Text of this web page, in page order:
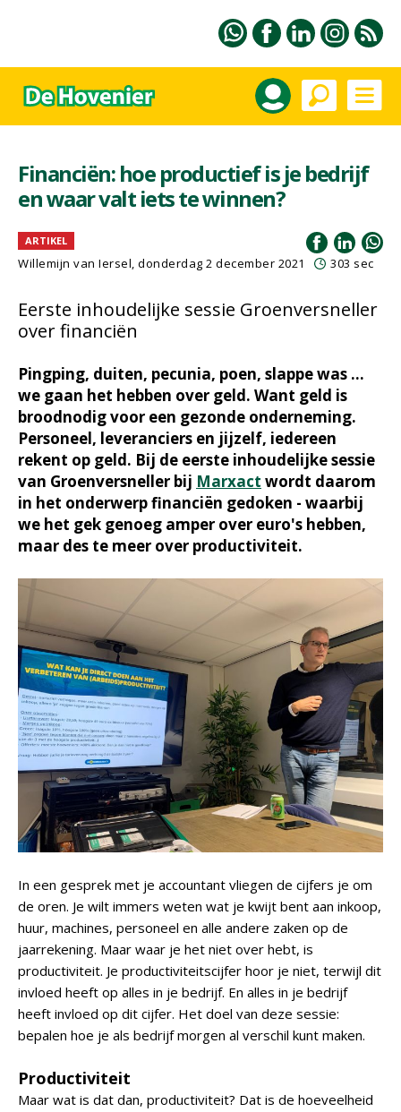
Financiën: hoe productief is je bedrijf
en waar valt iets te winnen?
ARTIKEL
Willemijn van Iersel, donderdag 2 december 2021 303 sec
Eerste inhoudelijke sessie Groenversneller
over financiën
Pingping, duiten, pecunia, poen, slappe was ...
we gaan het hebben over geld. Want geld is
broodnodig voor een gezonde onderneming.
Personeel, leveranciers en jijzelf, iedereen
rekent op geld. Bij de eerste inhoudelijke sessie
van Groenversneller bij Marxact wordt daarom
in het onderwerp financiën gedoken - waarbij
we het gek genoeg amper over euro's hebben,
maar des te meer over productiviteit.
In een gesprek met je accountant vliegen de cijfers je om
de oren. Je wilt immers weten wat je kwijt bent aan inkoop,
huur, machines, personeel en alle andere zaken op de
jaarrekening. Maar waar je het niet over hebt, is
productiviteit. Je productiviteitscijfer hoor je niet, terwijl dit
invloed heeft op alles in je bedrijf. En alles in je bedrijf
heeft invloed op dit cijfer. Het doel van deze sessie:
bepalen hoe je als bedrijf morgen al verschil kunt maken.
Productiviteit
Maar wat is dat dan, productiviteit? Dat is de hoeveelheid